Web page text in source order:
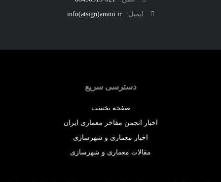
ایمیل:
info(atsign)ammi.ir
دسترسی سریع
صفحه نخست
اخبار انجمن مفاخر معماری ایران
اخبار معماری و شهرسازی
مقالات معماری و شهرسازی